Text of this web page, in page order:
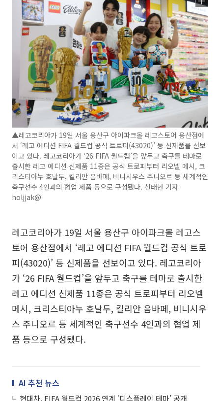
▲레고코리아가 19일 서울 용산구 아이파크몰 레고스토어 용산점에
서 ‘레고 에디션 FIFA 월드컵 공식 트로피(43020)’ 등 신제품을 선보
이고 있다. 레고코리아가 ‘26 FIFA 월드컵’을 앞두고 축구를 테마로
출시한 레고 에디션 신제품 11종은 공식 트로피부터 리오넬 메시, 크
리스티아누 호날두, 킬리안 음바페, 비니시우스 주니오르 등 세계적인
축구선수 4인과의 협업 제품 등으로 구성됐다. 신태현 기자
holjjak@
레고코리아가 19일 서울 용산구 아이파크몰 레고스
토어 용산점에서 ‘레고 에디션 FIFA 월드컵 공식 트로
피(43020)’ 등 신제품을 선보이고 있다. 레고코리아
가 ‘26 FIFA 월드컵’을 앞두고 축구를 테마로 출시한
레고 에디션 신제품 11종은 공식 트로피부터 리오넬
메시, 크리스티아누 호날두, 킬리안 음바페, 비니시우
스 주니오르 등 세계적인 축구선수 4인과의 협업 제
품 등으로 구성됐다.
AI 추천 뉴스
현대차, FIFA 월드컵 2026 연계 ‘디스플레이 테마’ 공개